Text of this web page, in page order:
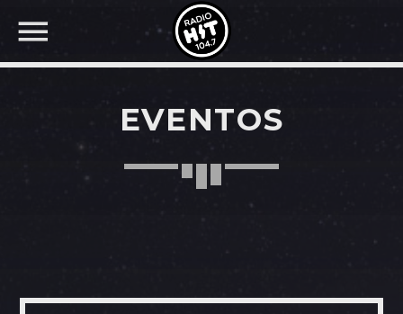
BUSCAR EN RADIO HIT
COMPARTE EN...
EVENTOS